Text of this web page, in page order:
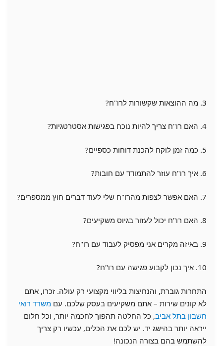
3. מה ההוצאות שקשורות לרו"ח?
4. האם רו"ח צריך להיות נוכח בפגישות אסטרטגיות?
5. כמה זמן לוקח להכנת דוחות כספיים?
6. איך רו"ח עוזר להתמודד עם חובות?
7. האם אפשר לצפות מהרו"ח שלי לעוד דברים חוץ ממספרים?
8. האם רו"ח יכול לעזור בגיוס משקיעים?
9. באיזה מקרים אני מפסיק לעבוד עם רו"ח?
10. איך נכון לקבוע פגישה עם רו"ח?
התחרות גוברת, והנחיצות בליווי מקצועי רק עולה. זכרו, אתם
לא קונים שירות – אתם משקיעים בעסק שלכם. עם משרד רואי
חשבון בתל אביב, כל החלטה תהפוך לחכמה יותר, וכל חלום
ייראה יותר בהישג יד. יש לכם את הכלים, עכשיו רק צריך
להשתמש בהם בצורה הנכונה!